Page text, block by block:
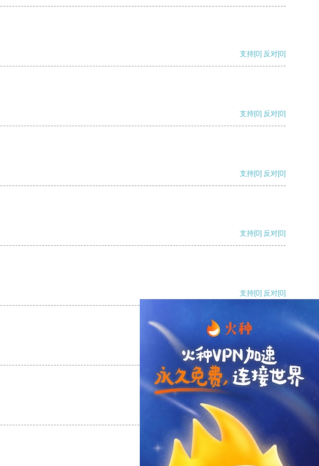
支持[0] 反对[0]
支持[0] 反对[0]
支持[0] 反对[0]
支持[0] 反对[0]
支持[0] 反对[0]
支持[0] 反对
支持